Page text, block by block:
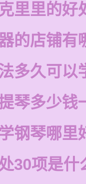
里里的好
的店铺有
多久可以
琴多少钱
钢琴哪里
30项是什